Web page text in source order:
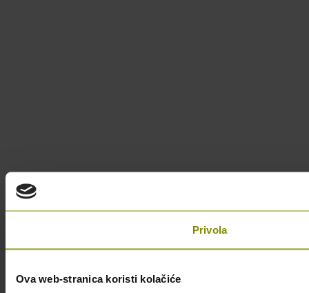
Privola
Ova web-stranica koristi kolačiće